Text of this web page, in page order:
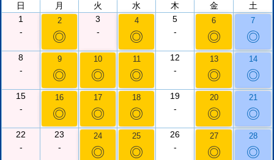
日
月 火 水 木 金
土
1
-
2
◎
3
-
4
◎
5
-
6
◎
7
◎
8
-
9
◎
10
◎
11
◎
12
-
13
◎
14
◎
15
-
16
◎
17
◎
18
◎
19
-
20
◎
21
◎
22
-
23
-
24
◎
25
◎
26
-
27
◎
28
◎